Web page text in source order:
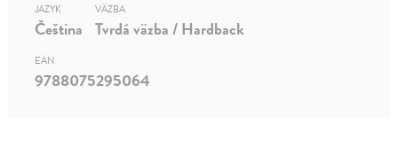
JAZYK
Čeština
VÄZBA
Tvrdá väzba / Hardback
EAN
9788075295064